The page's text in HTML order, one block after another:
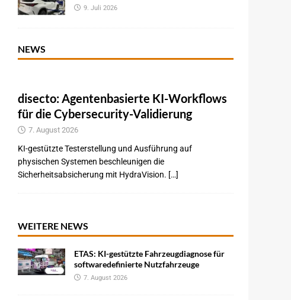
9. Juli 2026
NEWS
disecto: Agentenbasierte KI-Workflows
für die Cybersecurity-Validierung
7. August 2026
KI-gestützte Testerstellung und Ausführung auf
physischen Systemen beschleunigen die
Sicherheitsabsicherung mit HydraVision. […]
WEITERE NEWS
ETAS: KI-gestützte Fahrzeugdiagnose für
softwaredefinierte Nutzfahrzeuge
7. August 2026